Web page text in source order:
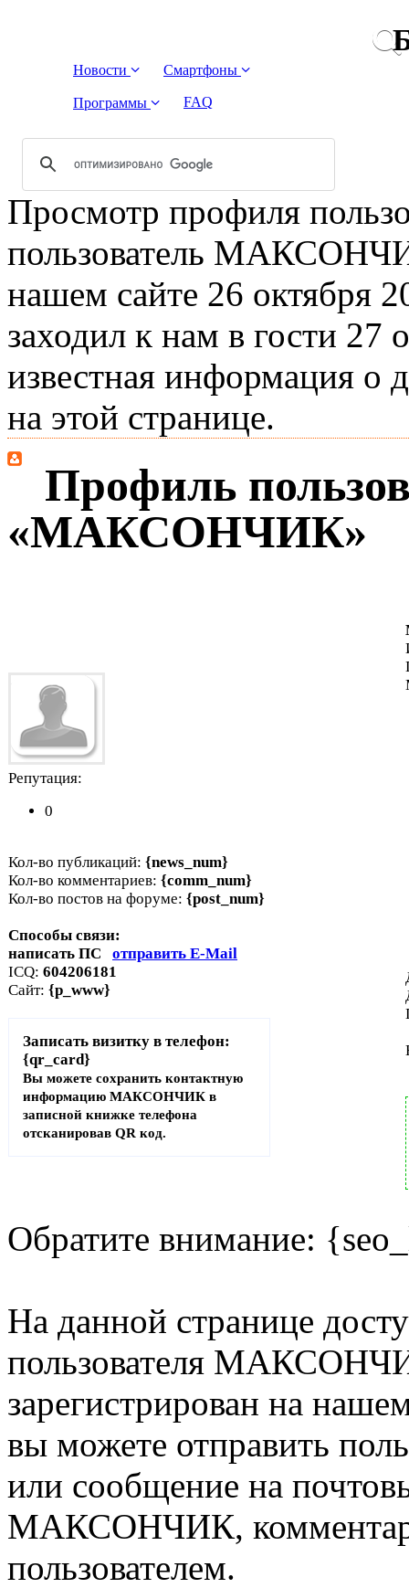
Новости Смартфоны
Программы FAQ
Просмотр профиля
пользователь
нашем сайте 26
заходил к нам в гости 27
известная информация о
на этой странице.
Профиль
«МАКСОНЧИК»
Репутация:
0
Кол-во публикаций: {news_num}
Кол-во комментариев: {comm_num}
Кол-во постов на форуме: {post_num}
Способы связи:
написать ПС отправить E-Mail
ICQ: 604206181
Сайт: {p_www}
Записать визитку в телефон:
{qr_card}
Вы можете сохранить контактную
информацию МАКСОНЧИК в
записной книжке телефона
отсканировав QR код.
Обратите внимание:
На данной странице
пользователя
зарегистрирован на
вы можете отправить
или сообщение на
МАКСОНЧИК,
пользователем.